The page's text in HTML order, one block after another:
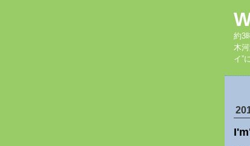
約3
木
イ”